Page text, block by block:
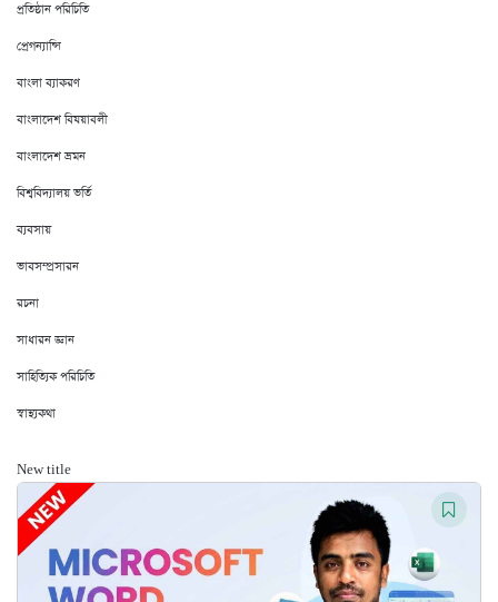
প্রতিষ্ঠান পরিচিতি
প্রেগন্যান্সি
বাংলা ব্যাকরণ
বাংলাদেশ বিষয়াবলী
বাংলাদেশ ভ্রমন
বিশ্ববিদ্যালয় ভর্তি
ব্যবসায়
ভাবসম্প্রসারন
রচনা
সাধারন জ্ঞান
সাহিত্যিক পরিচিতি
স্বাস্থ্যকথা
New title